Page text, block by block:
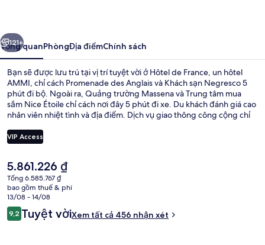
hôtel
AMMI
Tiếp
121+
Tổng quanPhòngĐịa điểmChính sách
Bạn sẽ được lưu trú tại vị trí tuyệt vời ở Hôtel de France, un hôtel
AMMI, chỉ cách Promenade des Anglais và Khách sạn Negresco 5
phút đi bộ. Ngoài ra, Quảng trường Massena và Trung tâm mua
sắm Nice Étoile chỉ cách nơi đây 5 phút đi xe. Du khách đánh giá cao
nhân viên nhiệt tình và địa điểm. Dịch vụ giao thông công cộng chỉ
phút và Ga Massena Tramway 13 phút.
VIP Access
Giá
hiện
tại
là
5.861.226 ₫
5.861.226 ₫
Tổng 6.585.767 ₫
bao gồm thuế & phí
13/08 - 14/08
Nhận
xét
9,29,2 trên 10,
Tuyệt vờiXem tất cả 456 nhận xét